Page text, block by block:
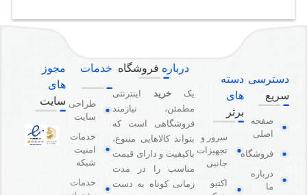
دسترسی
سریع
صفحه
اصلی
فروشگاه
درباره
ما
دسته
های
برتر
سرور و
تجهیزات
جانبی
اکتیو
درباره فروشگاه
یک خرید اینترنتی
مطمئن، نیازمند
فروشگاهی است که
بتواند کالاهایی متنوع،
باکیفیت و دارای قیمت
مناسب را در مدت
زمانی کوتاه به دست
خدمات
طراحی
سایت
خدمات
امنیت
شبکه
خدمات
مجوز
های
سایت